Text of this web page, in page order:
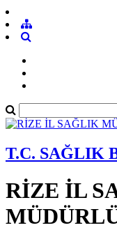
T.C. SAĞLIK
RİZE İL